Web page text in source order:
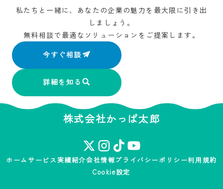
私たちと一緒に、あなたの企業の魅力を最大限に引き出
しましょう。
無料相談で最適なソリューションをご提案します。
今すぐ相談
詳細を知る
株式会社かっぱ太郎
ホーム サービス実績紹介会社情報プライバシーポリシー利用規約
Cookie設定